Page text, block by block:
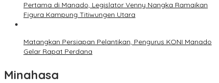
Pertama di Manado, Legislator Venny Nangka Ramaikan
Figura Kampung Titiwungen Utara
Matangkan Persiapan Pelantikan, Pengurus KONI Manado
Gelar Rapat Perdana
Minahasa